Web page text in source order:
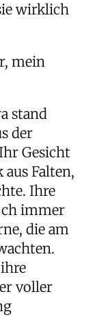
wirklich
mein
stand
der
Gesicht
Falten,
Ihre
immer
die am
voller